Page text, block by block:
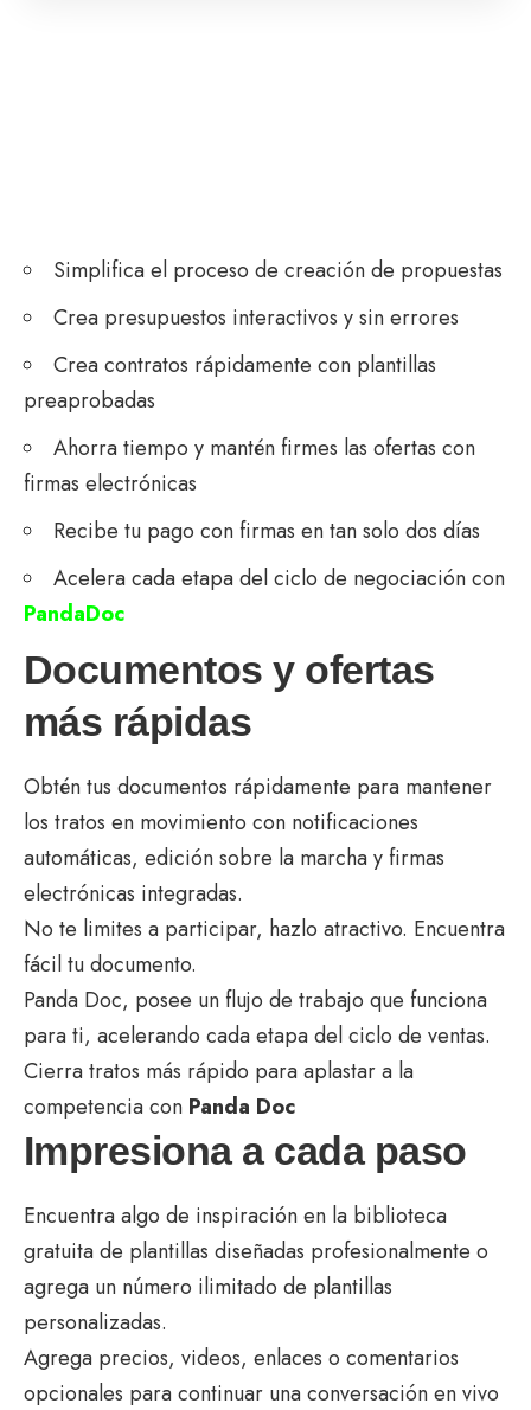
Simplifica el proceso de creación de propuestas
Crea presupuestos interactivos y sin errores
Crea contratos rápidamente con plantillas
preaprobadas
Ahorra tiempo y mantén firmes las ofertas con
firmas electrónicas
Recibe tu pago con firmas en tan solo dos días
Acelera cada etapa del ciclo de negociación con
PandaDoc
Documentos y ofertas
más rápidas
Obtén tus documentos rápidamente para mantener
los tratos en movimiento con notificaciones
automáticas, edición sobre la marcha y firmas
electrónicas integradas.
No te limites a participar, hazlo atractivo. Encuentra
fácil tu documento.
Panda Doc, posee un flujo de trabajo que funciona
para ti, acelerando cada etapa del ciclo de ventas.
Cierra tratos más rápido para aplastar a la
competencia con Panda Doc
Impresiona a cada paso
Encuentra algo de inspiración en la biblioteca
gratuita de plantillas diseñadas profesionalmente o
agrega un número ilimitado de plantillas
personalizadas.
Agrega precios, videos, enlaces o comentarios
opcionales para continuar una conversación en vivo